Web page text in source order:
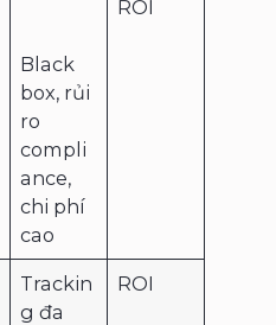
Black
box, rủi
ro
compli
ance,
chi phí
cao
ROI
Trackin
g đa
ROI